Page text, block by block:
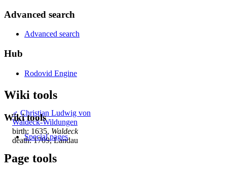
♂ Christian Ludwig von
Waldeck-Wildungen
birth: 1635, Waldeck
death: 1709, Landau
Advanced search
Advanced search
Hub
Rodovid Engine
Wiki tools
Wiki tools
Special pages
Page tools